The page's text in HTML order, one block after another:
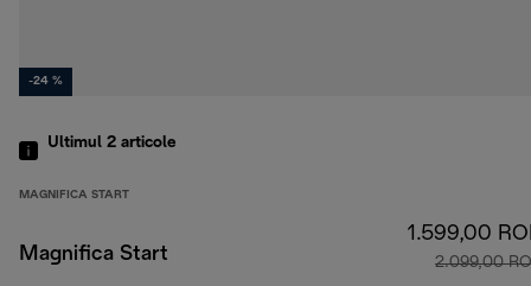
-24 %
Ultimul 2 articole
MAGNIFICA START
Magnifica Start
1.599,00
2.099,00